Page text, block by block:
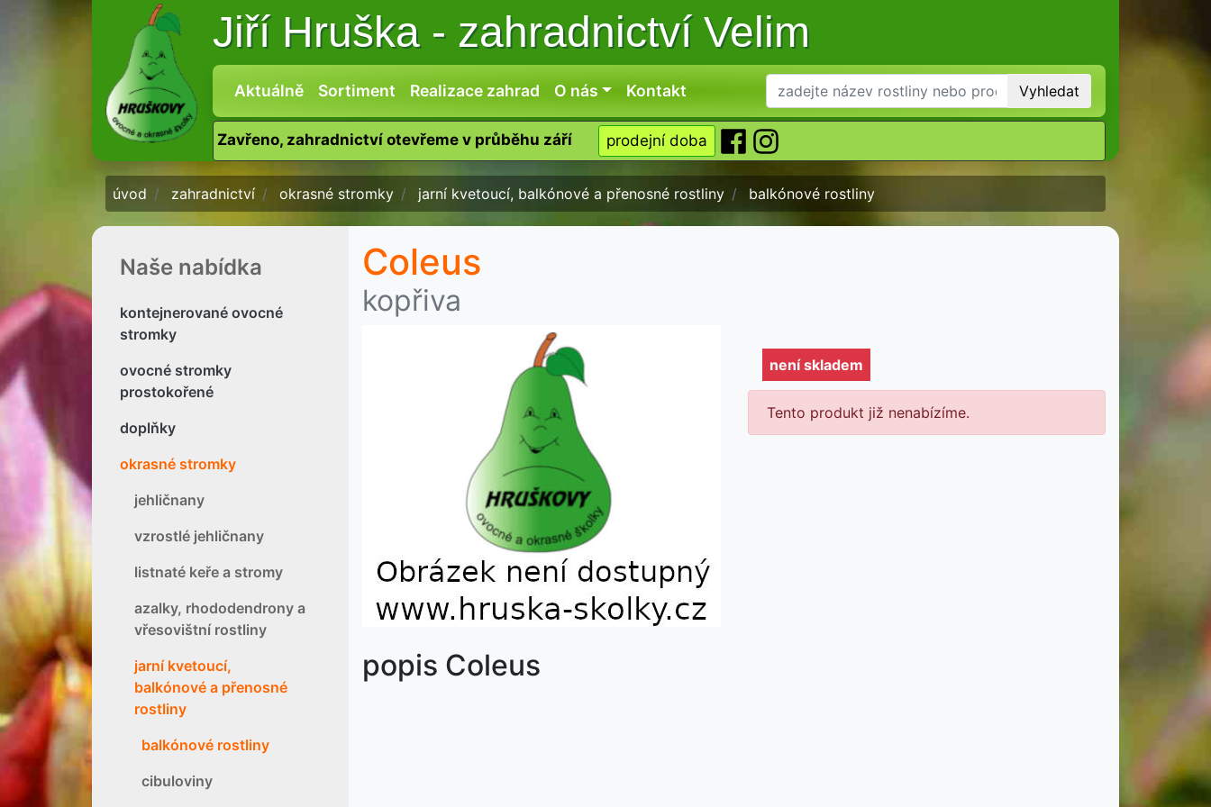
Jiří Hruška -zahradnictví Velim
Aktuálně Sortiment Realizace zahrad O nás Kontakt Vyhledat
Zavřeno, zahradnictví otevřeme v průběhu září prodejní doba
úvod zahradnictví okrasné stromky jarní kvetoucí, balkónové a přenosné rostliny balkónové rostliny
Naše nabídka
kontejnerované ovocné
stromky
ovocné stromky
prostokořené
doplňky
okrasné stromky
jehličnany
vzrostlé jehličnany
listnaté keře a stromy
azalky, rhododendrony a
vřesovištní rostliny
jarní kvetoucí,
balkónové a přenosné
rostliny
balkónové rostliny
cibuloviny
Coleus
kopřiva
není skladem
Tento produkt již nenabízíme.
popis Coleus